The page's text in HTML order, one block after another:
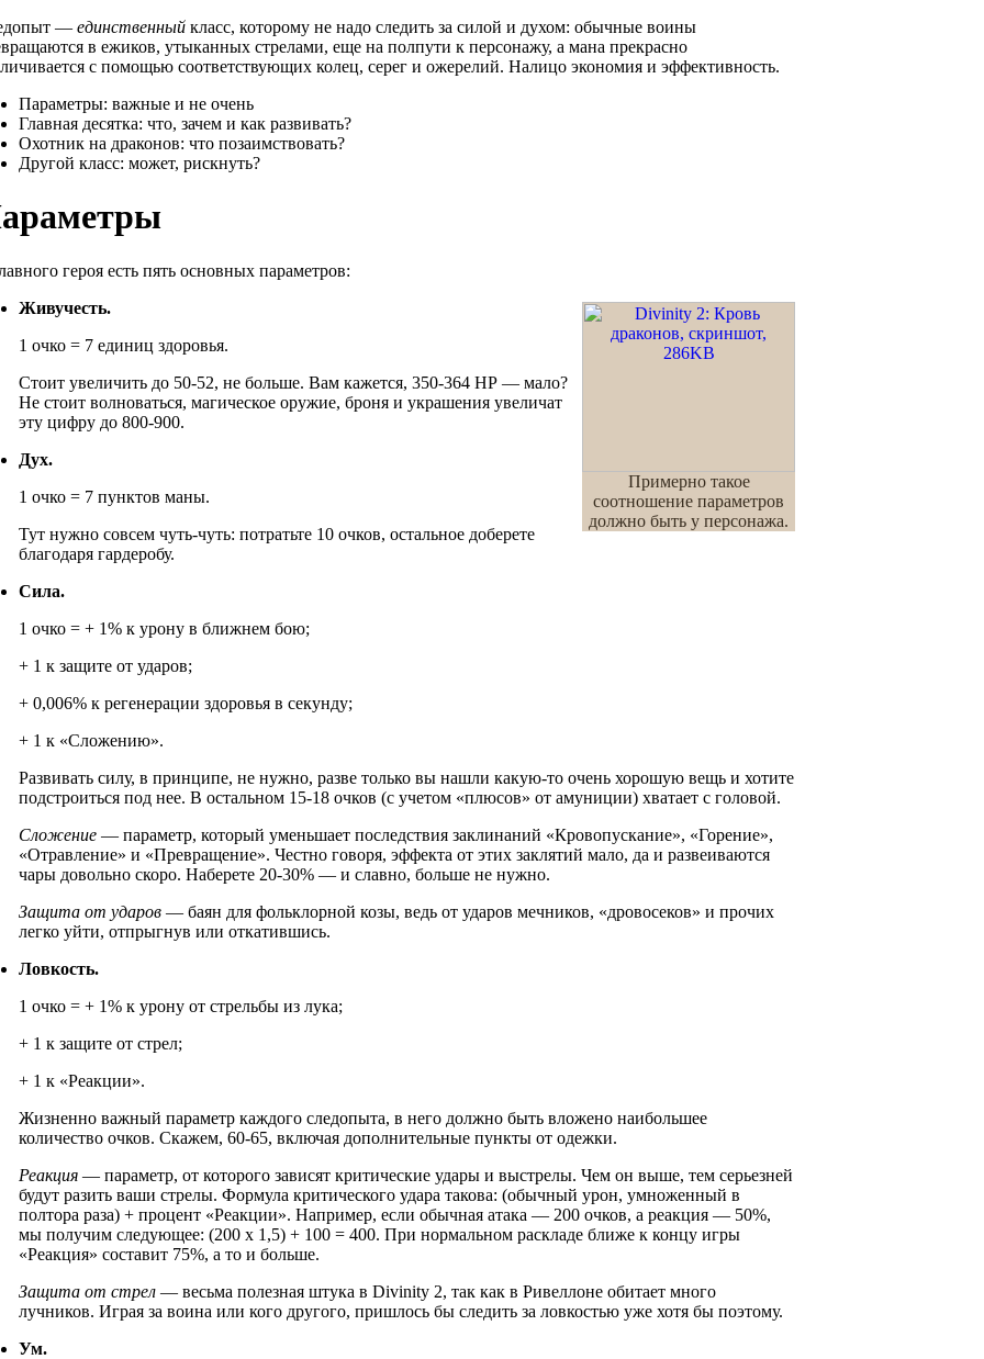
— единственный класс, которому не надо следить за силой и духом: обычные воины
в ежиков, утыканных стрелами, еще на полпути к персонажу, а мана прекрасно
с помощью соответствующих колец, серег и ожерелий. Налицо экономия и эффективность.
Параметры: важные и не очень
Главная десятка: что, зачем и как развивать?
Охотник на драконов: что позаимствовать?
Другой класс: может, рискнуть?
героя есть пять основных параметров:
Примерно такое
соотношение параметров
должно быть у персонажа.
Живучесть.
1 очко = 7 единиц здоровья.
Стоит увеличить до 50-52, не больше. Вам кажется, 350-364 HP — мало?
Не стоит волноваться, магическое оружие, броня и украшения увеличат
эту цифру до 800-900.
Дух.
1 очко = 7 пунктов маны.
Тут нужно совсем чуть-чуть: потратьте 10 очков, остальное доберете
благодаря гардеробу.
Сила.
1 очко = + 1% к урону в ближнем бою;
+ 1 к защите от ударов;
+ 0,006% к регенерации здоровья в секунду;
+ 1 к «Сложению».
Развивать силу, в принципе, не нужно, разве только вы нашли какую-то очень хорошую вещь и хотите
подстроиться под нее. В остальном 15-18 очков (с учетом «плюсов» от амуниции) хватает с головой.
Сложение — параметр, который уменьшает последствия заклинаний «Кровопускание», «Горение»,
«Отравление» и «Превращение». Честно говоря, эффекта от этих заклятий мало, да и развеиваются
чары довольно скоро. Наберете 20-30% — и славно, больше не нужно.
Защита от ударов — баян для фольклорной козы, ведь от ударов мечников, «дровосеков» и прочих
легко уйти, отпрыгнув или откатившись.
Ловкость.
1 очко = + 1% к урону от стрельбы из лука;
+ 1 к защите от стрел;
+ 1 к «Реакции».
Жизненно важный параметр каждого следопыта, в него должно быть вложено наибольшее
количество очков. Скажем, 60-65, включая дополнительные пункты от одежки.
Реакция — параметр, от которого зависят критические удары и выстрелы. Чем он выше, тем серьезней
будут разить ваши стрелы. Формула критического удара такова: (обычный урон, умноженный в
полтора раза) + процент «Реакции». Например, если обычная атака — 200 очков, а реакция — 50%,
мы получим следующее: (200 х 1,5) + 100 = 400. При нормальном раскладе ближе к концу игры
«Реакция» составит 75%, а то и больше.
Защита от стрел — весьма полезная штука в Divinity 2, так как в Ривеллоне обитает много
лучников. Играя за воина или кого другого, пришлось бы следить за ловкостью уже хотя бы поэтому.
Ум.